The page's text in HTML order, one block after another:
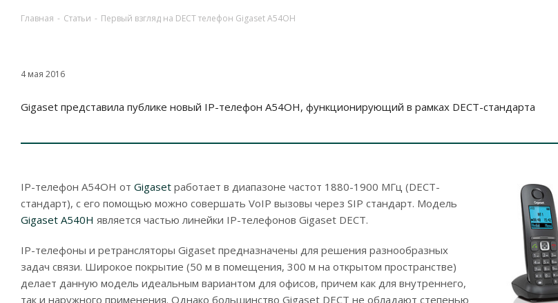
Главная - Статьи - Первый взгляд на DECT телефон Gigaset A54OH
4 мая 2016
Gigaset представила публике новый IP-телефон A54OH, функционирующий в рамках DECT-стандарта
IP-телефон A54OH от Gigaset работает в диапазоне частот 1880-1900 МГц (DECT-
стандарт), с его помощью можно совершать VoIP вызовы через SIP стандарт. Модель
Gigaset A540H является частью линейки IP-телефонов Gigaset DECT.
IP-телефоны и ретрансляторы Gigaset предназначены для решения разнообразных
задач связи. Широкое покрытие (50 м в помещения, 300 м на открытом пространстве)
делает данную модель идеальным вариантом для офисов, причем как для внутреннего,
так и наружного применения. Однако большинство Gigaset DECT не обладают степенью